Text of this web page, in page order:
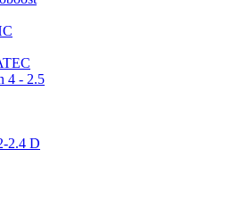
4 - 2.5
2.4 D